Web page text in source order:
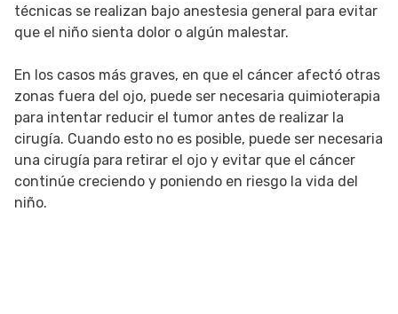
técnicas se realizan bajo anestesia general para evitar
que el niño sienta dolor o algún malestar.
En los casos más graves, en que el cáncer afectó otras
zonas fuera del ojo, puede ser necesaria quimioterapia
para intentar reducir el tumor antes de realizar la
cirugía. Cuando esto no es posible, puede ser necesaria
una cirugía para retirar el ojo y evitar que el cáncer
continúe creciendo y poniendo en riesgo la vida del
niño.